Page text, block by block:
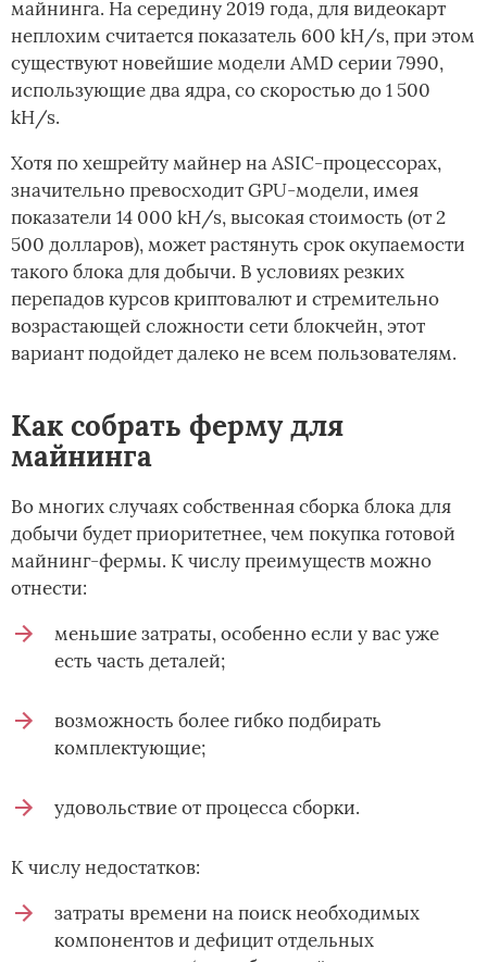
майнинга. На середину 2019 года, для видеокарт
неплохим считается показатель 600 kH/s, при этом
существуют новейшие модели AMD серии 7990,
использующие два ядра, со скоростью до 1 500
kH/s.
Хотя по хешрейту майнер на ASIC-процессорах,
значительно превосходит GPU-модели, имея
показатели 14 000 kH/s, высокая стоимость (от 2
500 долларов), может растянуть срок окупаемости
такого блока для добычи. В условиях резких
перепадов курсов криптовалют и стремительно
возрастающей сложности сети блокчейн, этот
вариант подойдет далеко не всем пользователям.
Как собрать ферму для
майнинга
Во многих случаях собственная сборка блока для
добычи будет приоритетнее, чем покупка готовой
майнинг-фермы. К числу преимуществ можно
отнести:
меньшие затраты, особенно если у вас уже
есть часть деталей;
возможность более гибко подбирать
комплектующие;
удовольствие от процесса сборки.
К числу недостатков:
затраты времени на поиск необходимых
компонентов и дефицит отдельных